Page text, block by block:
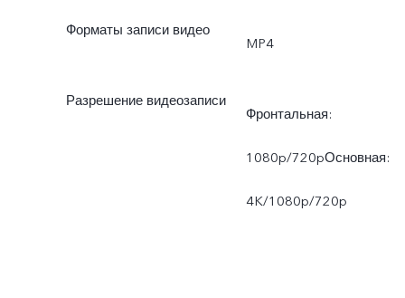
Форматы записи видео
MP4
Разрешение видеозаписи
Фронтальная:
1080p/720pОсновная:
4K/1080p/720p